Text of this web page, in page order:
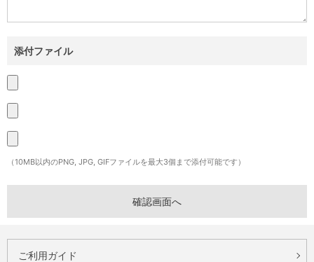
添付ファイル
（10MB以内のPNG, JPG, GIFファイルを最大3個まで添付可能です）
ご利用ガイド